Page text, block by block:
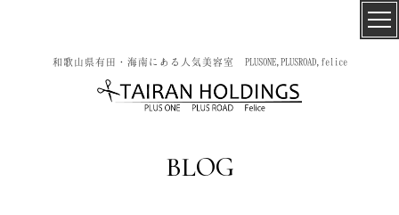
和歌山県有田・海南にある人気美容室 PLUSONE,PLUSROAD,felice
BLOG